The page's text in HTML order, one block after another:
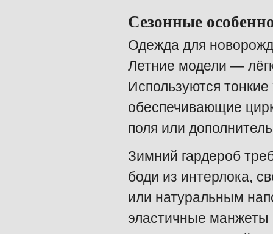
Сезонные
Одежда для
Летние модели —
Используются
обеспечивающие
поля или
Зимний гардероб
боди из интерлока,
или натуральным
эластичные манжеты